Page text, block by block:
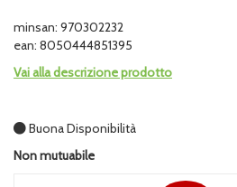
minsan: 970302232
ean: 8050444851395
Vai alla descrizione prodotto
Buona Disponibilità
Non mutuabile